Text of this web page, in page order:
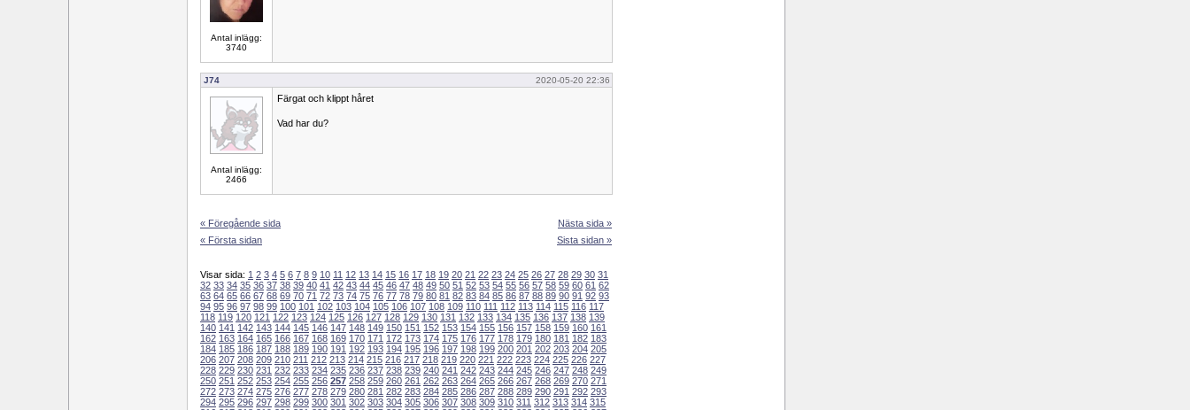
Antal inlägg:
3740
J74 2020-05-20 22:36
Antal inlägg:
2466
Färgat och klippt håret
Vad har du?
« Föregående sida
« Första sidan
Nästa sida »
Sista sidan »
Visar sida: 1 2 3 4 5 6 7 8 9 10 11 12 13 14 15 16 17 18 19 20 21 22 23 24 25 26 27 28 29 30 31
32 33 34 35 36 37 38 39 40 41 42 43 44 45 46 47 48 49 50 51 52 53 54 55 56 57 58 59 60 61 62
63 64 65 66 67 68 69 70 71 72 73 74 75 76 77 78 79 80 81 82 83 84 85 86 87 88 89 90 91 92 93
94 95 96 97 98 99 100 101 102 103 104 105 106 107 108 109 110 111 112 113 114 115 116 117
118 119 120 121 122 123 124 125 126 127 128 129 130 131 132 133 134 135 136 137 138 139
140 141 142 143 144 145 146 147 148 149 150 151 152 153 154 155 156 157 158 159 160 161
162 163 164 165 166 167 168 169 170 171 172 173 174 175 176 177 178 179 180 181 182 183
184 185 186 187 188 189 190 191 192 193 194 195 196 197 198 199 200 201 202 203 204 205
206 207 208 209 210 211 212 213 214 215 216 217 218 219 220 221 222 223 224 225 226 227
228 229 230 231 232 233 234 235 236 237 238 239 240 241 242 243 244 245 246 247 248 249
250 251 252 253 254 255 256 257 258 259 260 261 262 263 264 265 266 267 268 269 270 271
272 273 274 275 276 277 278 279 280 281 282 283 284 285 286 287 288 289 290 291 292 293
294 295 296 297 298 299 300 301 302 303 304 305 306 307 308 309 310 311 312 313 314 315